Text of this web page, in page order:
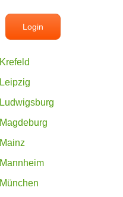
Login
Krefeld
Leipzig
Ludwigsburg
Magdeburg
Mainz
Mannheim
München